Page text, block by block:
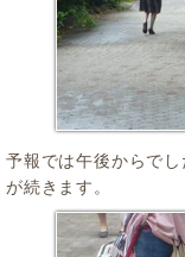
予報では午後からで
が続きます。